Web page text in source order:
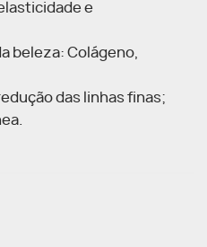
e
beleza: Colágeno,
das linhas finas;